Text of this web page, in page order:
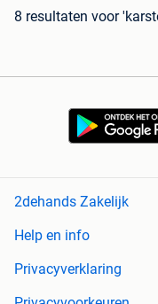
8 resultaten voor
2dehands Zakelijk
Help en info
Privacyverklaring